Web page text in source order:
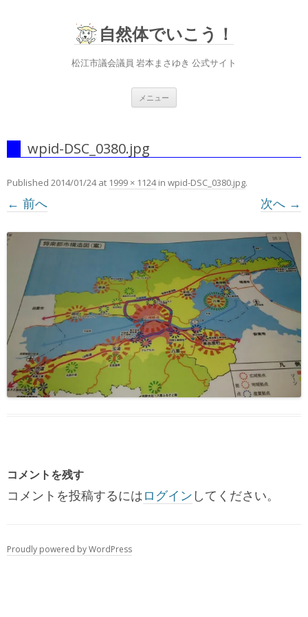
自然体でいこう！
松江市議会議員 岩本まさゆき 公式サイト
メニュー
キ
プ
wpid-DSC_0380.jpg
Published 2014/01/24at 1999 × 1124in wpid-DSC_0380.jpg.
← 前へ 次へ →
コメントを残す
コメントを投稿するにはログイン してください。
Proudly powered by WordPress